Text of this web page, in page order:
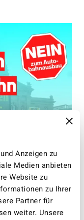
Anzeigen zu
Medien anbieten
Website zu
zu Ihrer
Partner für
weiter. Unsere